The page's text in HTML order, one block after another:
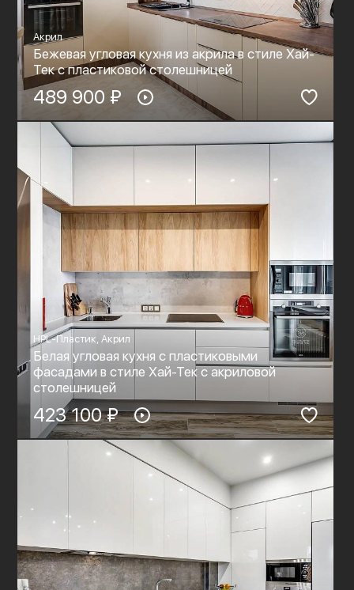
Акрил
Бежевая угловая кухня из акрила в стиле Хай-
Тек с пластиковой столешницей
489 900 ₽
HPL-Пластик, Акрил
Белая угловая кухня с пластиковыми
фасадами в стиле Хай-Тек c акриловой
столешницей
423 100 ₽